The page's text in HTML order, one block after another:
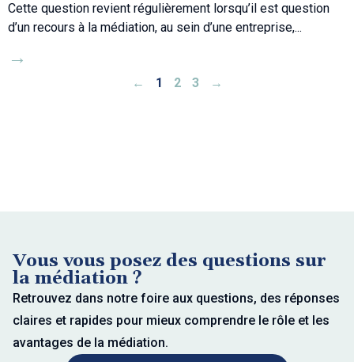
Cette question revient régulièrement lorsqu’il est question
d’un recours à la médiation, au sein d’une entreprise,
→
← 1 2 3 →
Vous vous posez des questions sur
la médiation ?
Retrouvez dans notre foire aux questions, des réponses
claires et rapides pour mieux comprendre le rôle et les
avantages de la médiation.